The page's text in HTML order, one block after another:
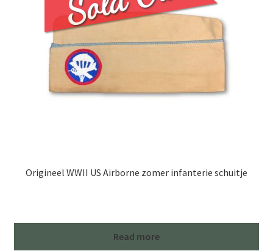
Origineel WWII US Airborne zomer infanterie schuitje
Read more